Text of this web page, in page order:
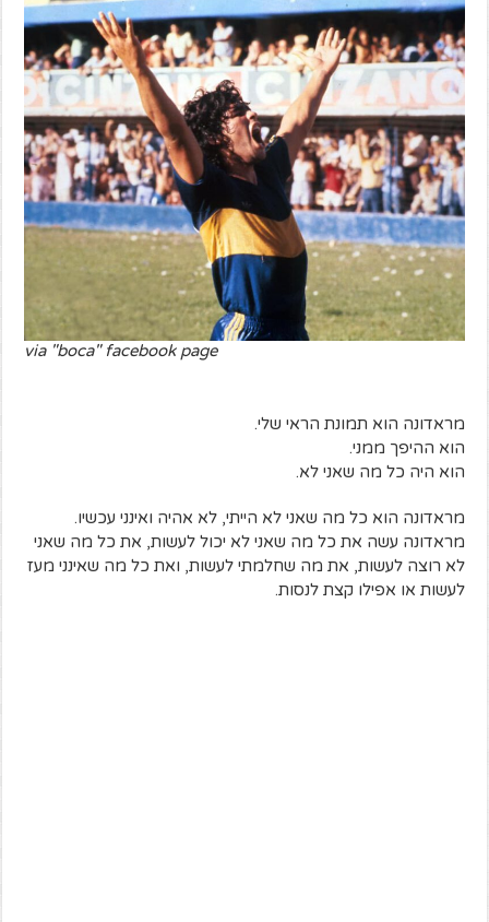
via "boca" facebook page
מראדונה הוא תמונת הראי שלי.
הוא ההיפך ממני.
הוא היה כל מה שאני לא.
מראדונה הוא כל מה שאני לא הייתי, לא אהיה ואינני עכשיו.
מראדונה עשה את כל מה שאני לא יכול לעשות, את כל מה שאני
לא רוצה לעשות, את מה שחלמתי לעשות, ואת כל מה שאינני מעז
לעשות או אפילו קצת לנסות.